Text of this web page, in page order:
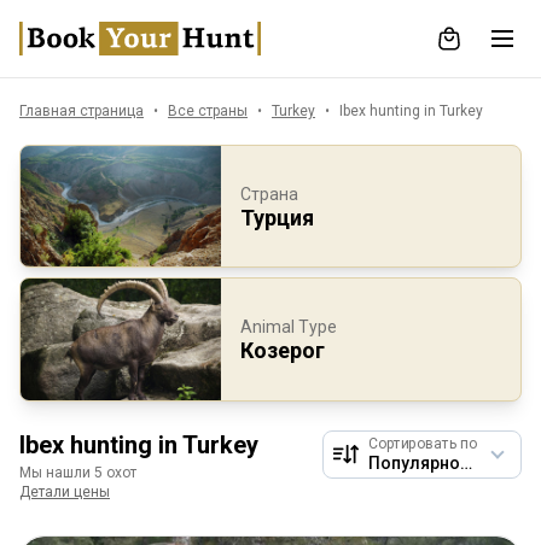
Главная страница Все страны Turkey Ibex hunting in Turkey
Страна
Турция
Animal Type
Козерог
Ibex hunting in Turkey
Мы нашли 5 охот
Детали цены
Сортировать по